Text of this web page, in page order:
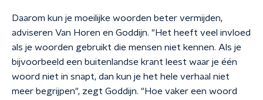
Daarom kun je moeilijke woorden beter vermijden,
adviseren Van Horen en Goddijn. "Het heeft veel invloed
als je woorden gebruikt die mensen niet kennen. Als je
bijvoorbeeld een buitenlandse krant leest waar je één
woord niet in snapt, dan kun je het hele verhaal niet
meer begrijpen", zegt Goddijn. "Hoe vaker een woord